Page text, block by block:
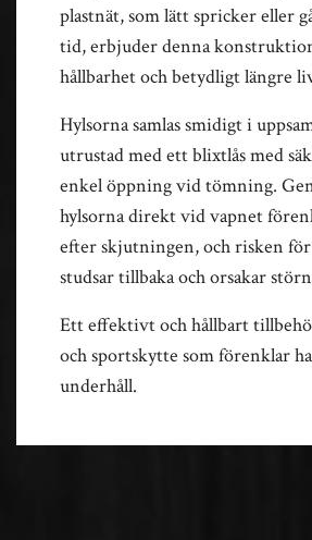
plastnät, som lätt spricker eller
tid, erbjuder denna
hållbarhet och betydligt längre
Hylsorna samlas smidigt i
utrustad med ett blixtlås med
enkel öppning vid tömning.
hylsorna direkt vid vapnet
efter skjutningen, och risken
studsar tillbaka och orsakar
Ett effektivt och hållbart
och sportskytte som förenklar
underhåll.